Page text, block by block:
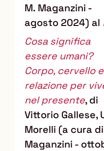
M. Maganzini -
agosto 2024) al
Cosa significa
essere umani?
Corpo, cervello e
relazione per
nel presente, di
Vittorio Gallese,
Morelli (a cura
Maganzini -